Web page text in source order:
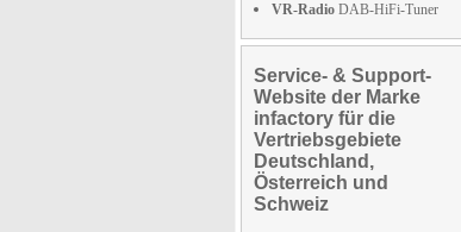
VR-Radio DAB-HiFi-Tuner
Service- & Support-
Website der Marke
infactory für die
Vertriebsgebiete
Deutschland,
Österreich und
Schweiz